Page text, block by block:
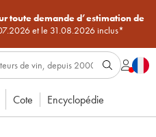
toute demande d’estimation de
et le 31.08.2026 inclus*
Cote Encyclopédie